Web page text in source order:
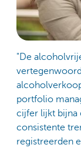
"De
portfolio
cijfer lijkt bijna
consistente
registreerden